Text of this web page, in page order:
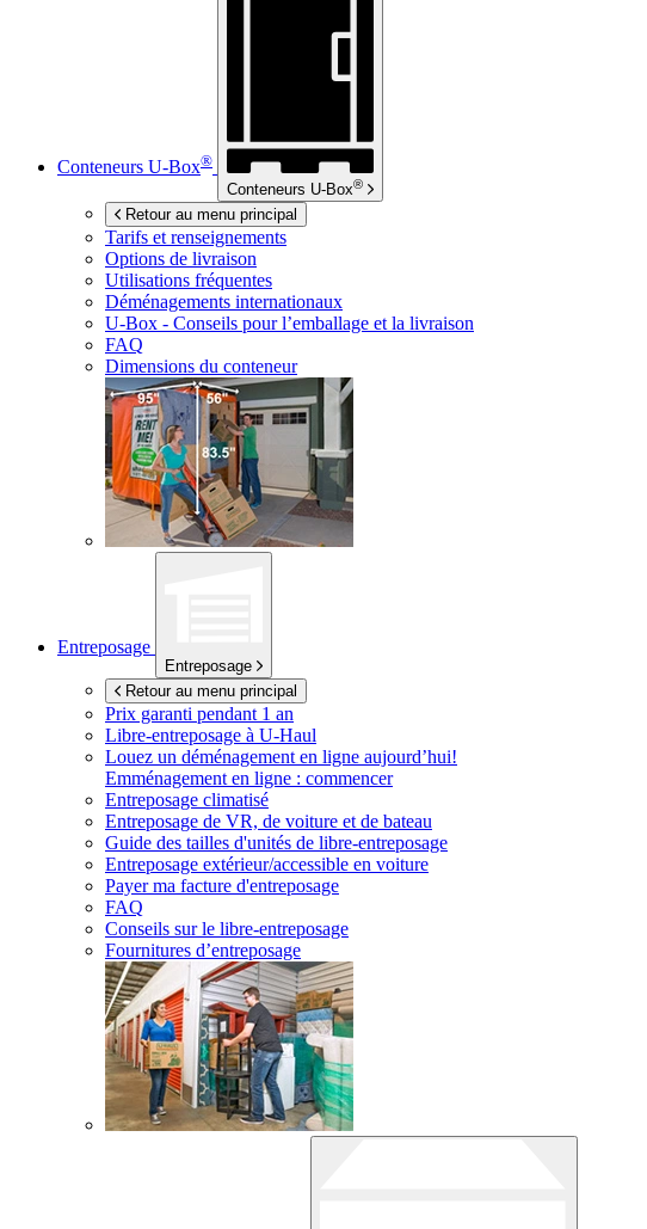
Conteneurs U-Box®
Conteneurs U-Box®
Retour au menu principal
Tarifs et renseignements
Options de livraison
Utilisations fréquentes
Déménagements internationaux
U-Box - Conseils pour l’emballage et la livraison
FAQ
Dimensions du conteneur
Entreposage
Entreposage
Retour au menu principal
Prix garanti pendant 1 an
Libre-entreposage à U-Haul
Louez un déménagement en ligne aujourd’hui!
Emménagement en ligne : commencer
Entreposage climatisé
Entreposage de VR, de voiture et de bateau
Guide des tailles d'unités de libre-entreposage
Entreposage extérieur/accessible en voiture
Payer ma facture d'entreposage
FAQ
Conseils sur le libre-entreposage
Fournitures d’entreposage